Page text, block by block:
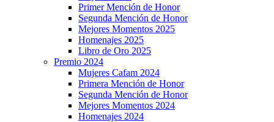
Primer Mención de Honor
Segunda Mención de Honor
Mejores Momentos 2025
Homenajes 2025
Libro de Oro 2025
Premio 2024
Mujeres Cafam 2024
Primera Mención de Honor
Segunda Mención de Honor
Mejores Momentos 2024
Homenajes 2024